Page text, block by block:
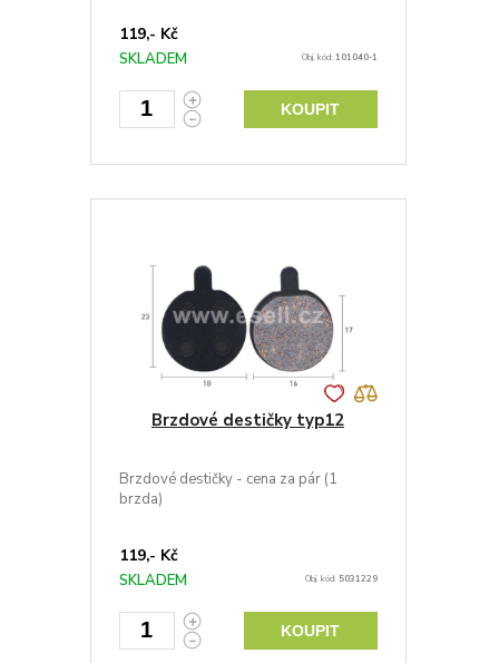
119,- Kč
SKLADEM Obj. kód:101040-1
KOUPIT
Brzdové destičky typ12
Brzdové destičky - cena za pár (1
brzda)
119,- Kč
SKLADEM Obj. kód: 5031229
KOUPIT